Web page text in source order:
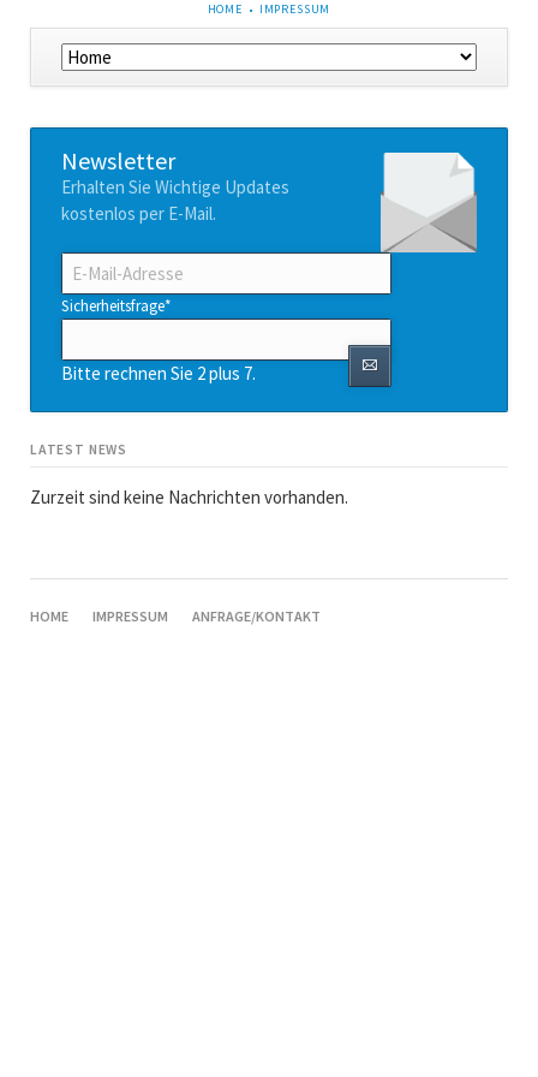
NAVIGATION
ÜBERSPRINGEN
HOME IMPRESSUM
Navigation
überspringen
Newsletter
Erhalten Sie Wichtige Updates
kostenlos per E-Mail.
E-
Mail-
Adresse
Pflichtfeld
Sicherheitsfrage*
Bitte rechnen Sie 2 plus 7.
LATEST NEWS
Zurzeit sind keine Nachrichten vorhanden.
NAVIGATION
HOME IMPRESSUM ANFRAGE/KONTAKT